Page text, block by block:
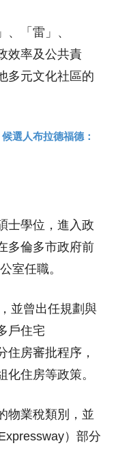
「雷」、
效率及公共責
多元文化社區的
選人布拉德福德：
士學位，進入政
多倫多市政府前
室任職。
並曾出任規劃與
戶住宅
住房審批程序，
化住房等政策。
物業稅類別，並
）部分